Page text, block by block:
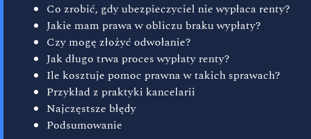
Co zrobić, gdy ubezpieczyciel nie wypłaca renty?
Jakie mam prawa w obliczu braku wypłaty?
Czy mogę złożyć odwołanie?
Jak długo trwa proces wypłaty renty?
Ile kosztuje pomoc prawna w takich sprawach?
Przykład z praktyki kancelarii
Najczęstsze błędy
Podsumowanie